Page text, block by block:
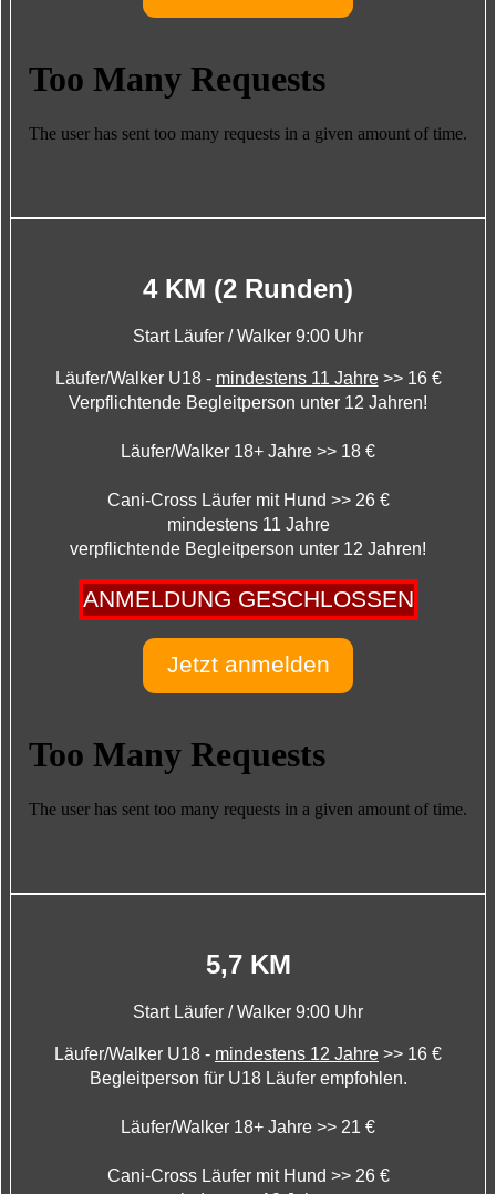
4 KM (2 Runden)
Start Läufer / Walker 9:00 Uhr
Läufer/Walker U18 - mindestens 11 Jahre>> 16 €
Verpflichtende Begleitperson unter 12 Jahren!
Läufer/Walker 18+ Jahre >> 18 €
Cani-Cross Läufer mit Hund >> 26 €
mindestens 11 Jahre
verpflichtende Begleitperson unter 12 Jahren!
ANMELDUNG GESCHLOSSEN
Jetzt anmelden
5,7 KM
Start Läufer / Walker 9:00 Uhr
Läufer/Walker U18 - mindestens 12 Jahre >> 16 €
Begleitperson für U18 Läufer empfohlen.
Läufer/Walker 18+ Jahre >> 21 €
Cani-Cross Läufer mit Hund >> 26 €